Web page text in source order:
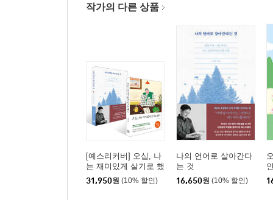
작가의 다른 상품
[예스리커버] 오십, 나
는 재미있게 살기로 했
다 + 나의 언어로 살아
간다는 것 세트
31,950원 (10% 할인)
나의 언어로 살아간다
는 것
16,650원 (10% 할인)